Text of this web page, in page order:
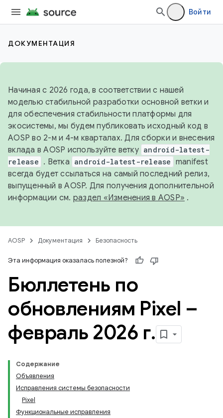
Войти
ДОКУМЕНТАЦИЯ
Начиная с 2026 года, в соответствии с нашей
моделью стабильной разработки основной ветки и
для обеспечения стабильности платформы для
экосистемы, мы будем публиковать исходный код в
AOSP во 2-м и 4-м кварталах. Для сборки и внесения
вклада в AOSP используйте ветку android-latest-
release . Ветка android-latest-release manifest
всегда будет ссылаться на самый последний релиз,
выпущенный в AOSP. Для получения дополнительной
информации см. раздел «Изменения в AOSP» .
AOSP Документация Безопасность
Эта информация оказалась полезной?
Бюллетень по
обновлениям Pixel –
февраль 2026 г.
Содержание
Объявления
Исправления системы безопасности
Pixel
Функциональные исправления